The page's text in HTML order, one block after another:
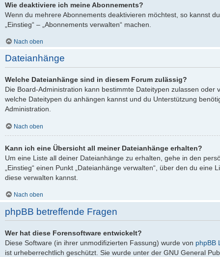
Wie deaktiviere ich meine Abonnements?
Wenn du mehrere Abonnements deaktivieren möchtest, so kannst
„Einstieg“ – „Abonnements verwalten“ machen.
Nach oben
Dateianhänge
Welche Dateianhänge sind in diesem Forum zulässig?
Die Board-Administration kann bestimmte Dateitypen zulassen oder
welche Dateitypen du anhängen kannst und du Unterstützung
Administration.
Nach oben
Kann ich eine Übersicht all meiner Dateianhänge erhalten?
Um eine Liste all deiner Dateianhänge zu erhalten, gehe in den
„Einstieg“ einen Punkt „Dateianhänge verwalten“, über den du
diese verwalten kannst.
Nach oben
phpBB betreffende Fragen
Wer hat diese Forensoftware entwickelt?
Diese Software (in ihrer unmodifizierten Fassung) wurde von phpBB
ist urheberrechtlich geschützt. Sie wurde unter der GNU General